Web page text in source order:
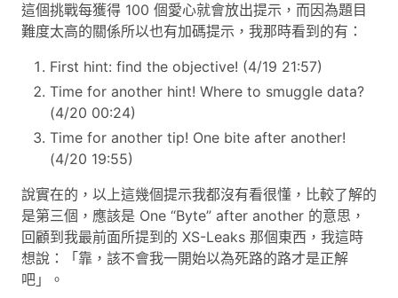
這個挑戰每獲得 100 個愛心就會放出提示，而因為題目
難度太高的關係所以也有加碼提示，我那時看到的有：
First hint: find the objective! (4/19 21:57)
Time for another hint! Where to smuggle data?
(4/20 00:24)
Time for another tip! One bite after another!
(4/20 19:55)
說實在的，以上這幾個提示我都沒有看很懂，比較了解的
是第三個，應該是 One “Byte” after another 的意思，
回顧到我最前面所提到的 XS-Leaks 那個東西，我這時
想說：「靠，該不會我一開始以為死路的路才是正解
吧」。